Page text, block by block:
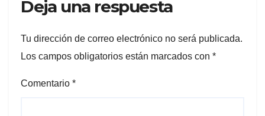
Deja una respuesta
Tu dirección de correo electrónico no será publicada.
Los campos obligatorios están marcados con *
Comentario *